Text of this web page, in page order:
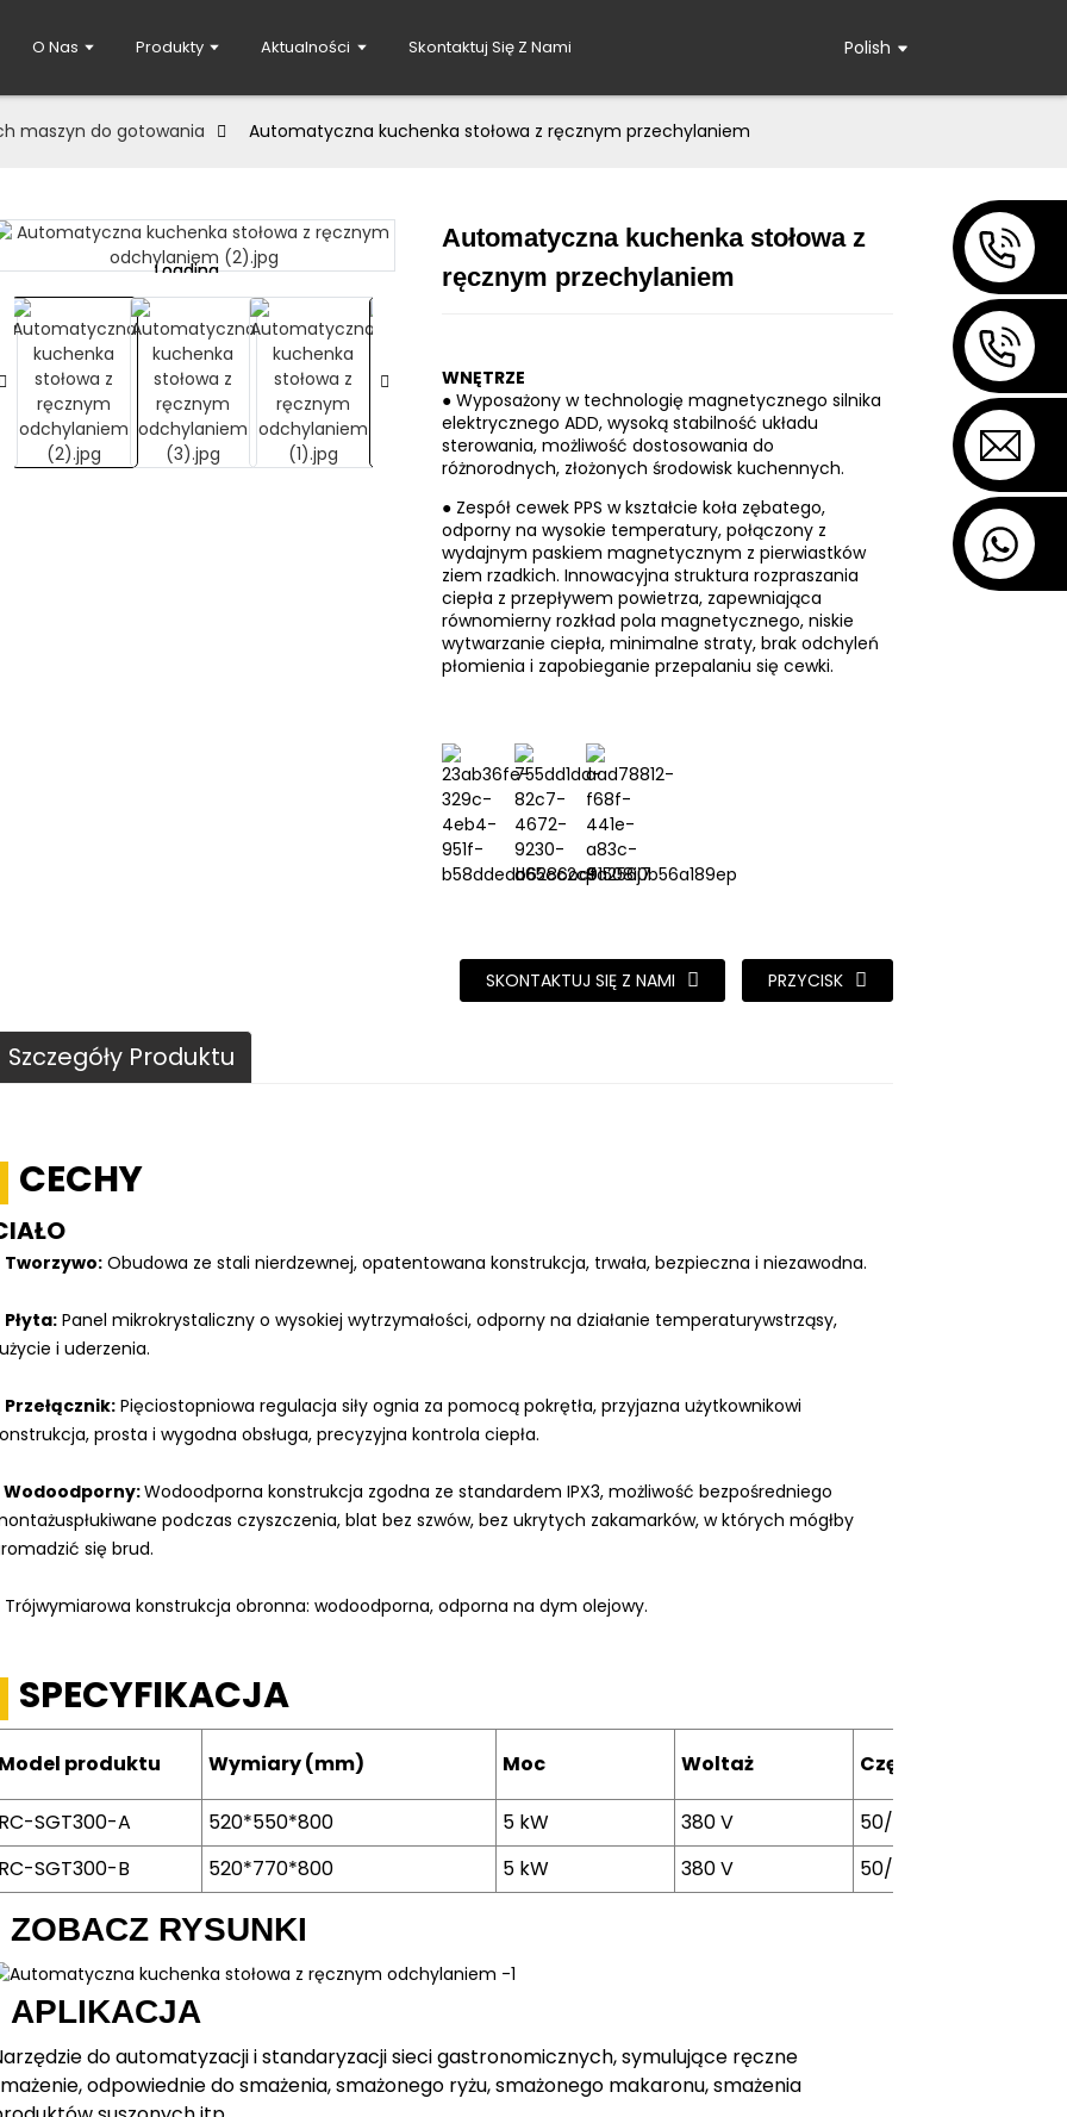
O Nas Produkty Aktualności Skontaktuj Się Z Nami Polish
maszyn do gotowania Automatyczna kuchenka stołowa z ręcznym przechylaniem
Loading...
Loading... Loading...
Loading... Loading...
Loading...
Automatyczna kuchenka stołowa z
ręcznym przechylaniem
WNĘTRZE
● Wyposażony w technologię magnetycznego silnika
elektrycznego ADD, wysoką stabilność układu
sterowania, możliwość dostosowania do
różnorodnych, złożonych środowisk kuchennych.
● Zespół cewek PPS w kształcie koła zębatego,
odporny na wysokie temperatury, połączony z
wydajnym paskiem magnetycznym z pierwiastków
ziem rzadkich. Innowacyjna struktura rozpraszania
ciepła z przepływem powietrza, zapewniająca
równomierny rozkład pola magnetycznego, niskie
wytwarzanie ciepła, minimalne straty, brak odchyleń
płomienia i zapobieganie przepalaniu się cewki.
SKONTAKTUJ SIĘ Z NAMI PRZYCISK
Szczegóły Produktu
CECHY
Tworzywo: Obudowa ze stali nierdzewnej, opatentowana konstrukcja, trwała, bezpieczna i niezawodna.
Płyta: Panel mikrokrystaliczny o wysokiej wytrzymałości, odporny na działanie temperaturywstrząsy,
i uderzenia.
Przełącznik: Pięciostopniowa regulacja siły ognia za pomocą pokrętła, przyjazna użytkownikowi
prosta i wygodna obsługa, precyzyjna kontrola ciepła.
Wodoodporny:Wodoodporna konstrukcja zgodna ze standardem IPX3, możliwość bezpośredniego
spłukiwane podczas czyszczenia, blat bez szwów, bez ukrytych zakamarków, w których mógłby
się brud.
Trójwymiarowa konstrukcja obronna: wodoodporna, odporna na dym olejowy.
SPECYFIKACJA
produktu Wymiary (mm) Moc Woltaż Częstotliwość
SGT300-A 520*550*800 5 kW 380 V 50/60 Hz
SGT300-B
520*770*800 5 kW 380 V 50/60 Hz
ZOBACZ RYSUNKI
APLIKACJA
do automatyzacji i standaryzacji sieci gastronomicznych, symulujące ręczne
odpowiednie do smażenia, smażonego ryżu, smażonego makaronu, smażenia